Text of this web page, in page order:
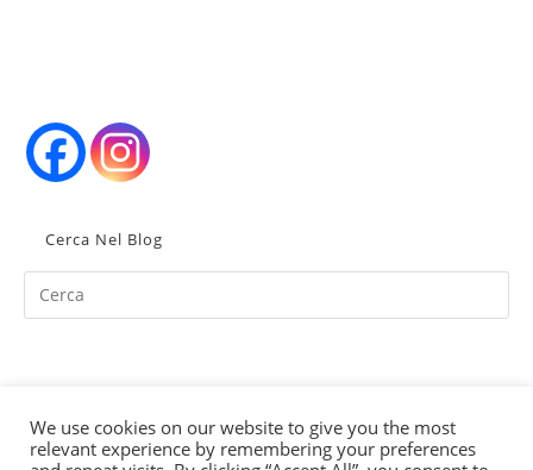
Cerca Nel Blog
Partita Iva IT02352380998
We use cookies on our website to give you the most
relevant experience by remembering your preferences